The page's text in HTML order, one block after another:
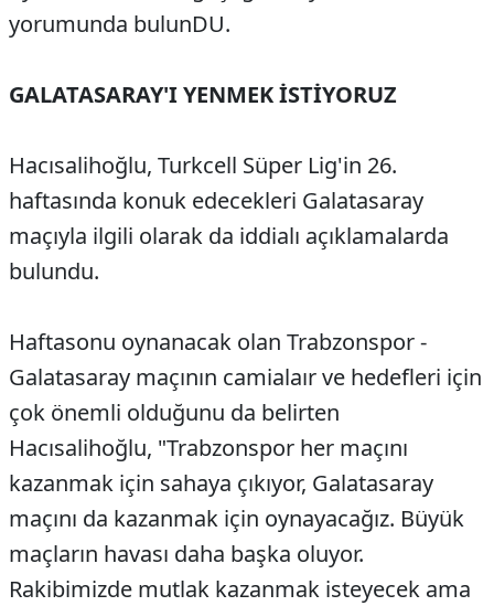
yorumunda bulunDU.
GALATASARAY'I YENMEK İSTİYORUZ
Hacısalihoğlu, Turkcell Süper Lig'in 26.
haftasında konuk edecekleri Galatasaray
maçıyla ilgili olarak da iddialı açıklamalarda
bulundu.
Haftasonu oynanacak olan Trabzonspor -
Galatasaray maçının camialaır ve hedefleri için
çok önemli olduğunu da belirten
Hacısalihoğlu, "Trabzonspor her maçını
kazanmak için sahaya çıkıyor, Galatasaray
maçını da kazanmak için oynayacağız. Büyük
maçların havası daha başka oluyor.
Rakibimizde mutlak kazanmak isteyecek ama